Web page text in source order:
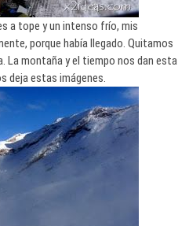
a tope y un intenso frío, mis
porque había llegado. Quitamos
La montaña y el tiempo nos dan esta
deja estas imágenes.